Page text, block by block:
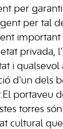
per
per tal
privada,
i
d’un dels
portaveu
torres
cultural